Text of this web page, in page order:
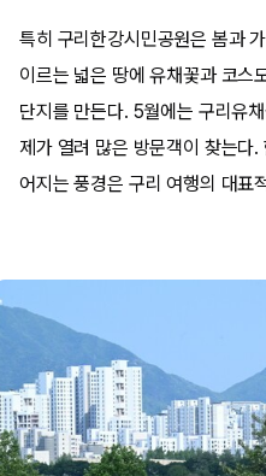
특히 구리한강시민공원은 봄과
이르는 넓은 땅에 유채꽃과 코스
단지를 만든다. 5월에는 구리유
제가 열려 많은 방문객이 찾는다.
어지는 풍경은 구리 여행의 대표